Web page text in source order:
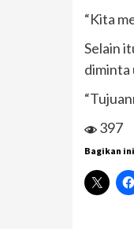
“Kita
Selain
diminta
397
Bagikan